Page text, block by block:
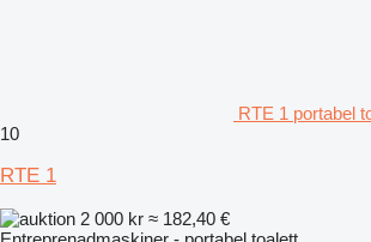
RTE 1 portabel
10
RTE 1
2 000 kr ≈ 182,40 €